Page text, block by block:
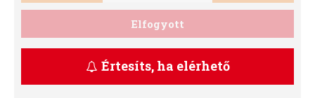
Elfogyott
Értesíts, ha elérhető